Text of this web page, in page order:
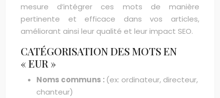
mesure d’intégrer ces mots de manière
pertinente et efficace dans vos articles,
améliorant ainsi leur qualité et leur impact SEO.
CATÉGORISATION DES MOTS EN
« EUR »
Noms communs : (ex: ordinateur, directeur,
chanteur)